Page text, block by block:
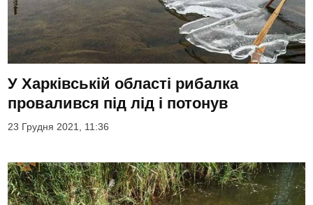
У Харківській області рибалка
провалився під лід і потонув
23 Грудня 2021, 11:36